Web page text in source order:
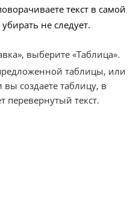
текст в самой
не следует.
выберите «Таблица».
таблицы, или
вы создаете таблицу, в
перевернутый текст.